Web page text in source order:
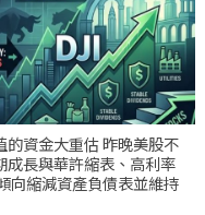
資金大重估 昨晚美股不
長與華許縮表、高利率
向縮減資產負債表並維持